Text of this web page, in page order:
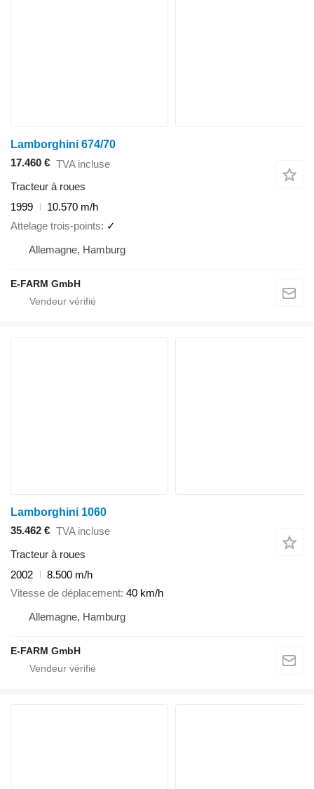
Lamborghini 674/70
17.460 € TVA incluse
Tracteur à roues
1999
10.570 m/h
Attelage trois-points
✓
Allemagne, Hamburg
E-FARM GmbH
Lamborghini 1060
35.462 € TVA incluse
Tracteur à roues
2002
8.500 m/h
Vitesse de déplacement 40 km/h
Allemagne, Hamburg
E-FARM GmbH